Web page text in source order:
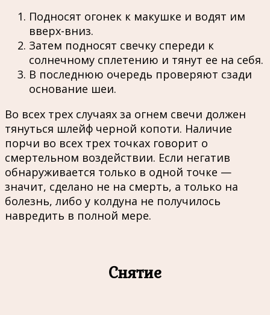
Подносят огонек к макушке и водят им
вверх-вниз.
Затем подносят свечку спереди к
солнечному сплетению и тянут ее на себя.
В последнюю очередь проверяют сзади
основание шеи.
Во всех трех случаях за огнем свечи должен
тянуться шлейф черной копоти. Наличие
порчи во всех трех точках говорит о
смертельном воздействии. Если негатив
обнаруживается только в одной точке —
значит, сделано не на смерть, а только на
болезнь, либо у колдуна не получилось
навредить в полной мере.
Снятие